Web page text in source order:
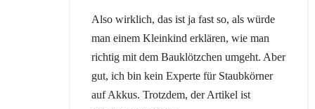
Also wirklich, das ist ja fast so, als würde
man einem Kleinkind erklären, wie man
richtig mit dem Bauklötzchen umgeht. Aber
gut, ich bin kein Experte für Staubkörner
auf Akkus. Trotzdem, der Artikel ist